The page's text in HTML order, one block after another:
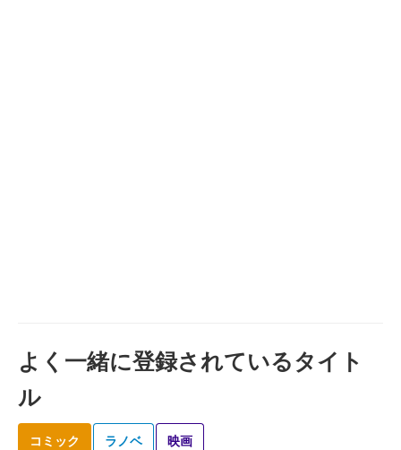
よく一緒に登録されているタイト
ル
コミック ラノベ 映画